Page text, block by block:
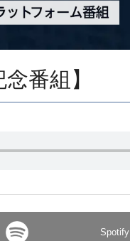
番組】
Spotify